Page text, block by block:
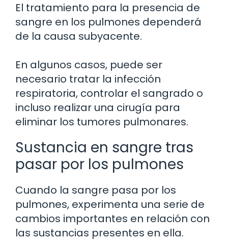
El tratamiento para la presencia de
sangre en los pulmones dependerá
de la causa subyacente.
En algunos casos, puede ser
necesario tratar la infección
respiratoria, controlar el sangrado o
incluso realizar una cirugía para
eliminar los tumores pulmonares.
Sustancia en sangre tras
pasar por los pulmones
Cuando la sangre pasa por los
pulmones, experimenta una serie de
cambios importantes en relación con
las sustancias presentes en ella.